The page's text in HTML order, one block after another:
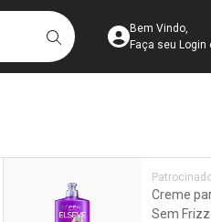
BUSCARAcesse
Bem Vindo,
Faça seu Login
Creme
Sem